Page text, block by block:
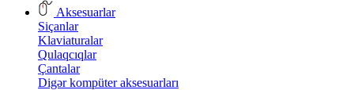
Aksesuarlar
Siçanlar
Klaviaturalar
Qulaqcıqlar
Çantalar
Digər kompüter aksesuarları